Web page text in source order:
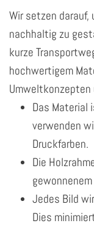
Wir setzen darauf,
nachhaltig zu
kurze
hochwertigem
Umweltkonzepten
Das Material
verwenden
Druckfarben.
Die
Jedes Bild
Dies